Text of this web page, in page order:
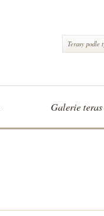
Terasy podle
Galerie teras